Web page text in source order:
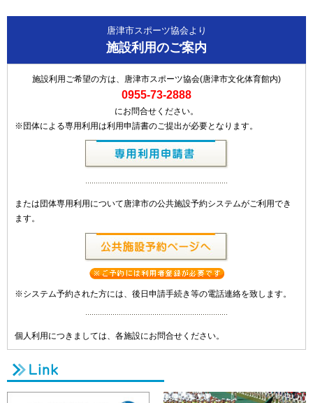
唐津市スポーツ協会より
施設利用のご案内
施設利用ご希望の方は、唐津市スポーツ協会(唐津市文化体育館内)
0955-73-2888
にお問合せください。
※団体による専用利用は利用申請書のご提出が必要となります。
または団体専用利用について唐津市の公共施設予約システムがご利用でき
ます。
※システム予約された方には、後日申請手続き等の電話連絡を致します。
個人利用につきましては、各施設にお問合せください。